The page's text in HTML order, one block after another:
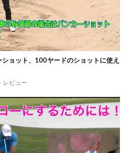
ョット、100ヤードのショットに使え
レビュー